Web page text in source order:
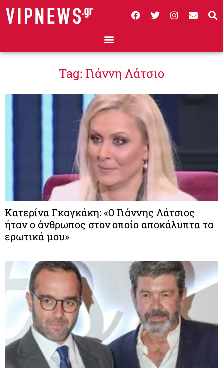
Tag: Γιάννη Λάτσιο
Κατερίνα Γκαγκάκη: «Ο Γιάννης Λάτσιος
ήταν ο άνθρωπος στον οποίο αποκάλυπτα τα
ερωτικά μου»